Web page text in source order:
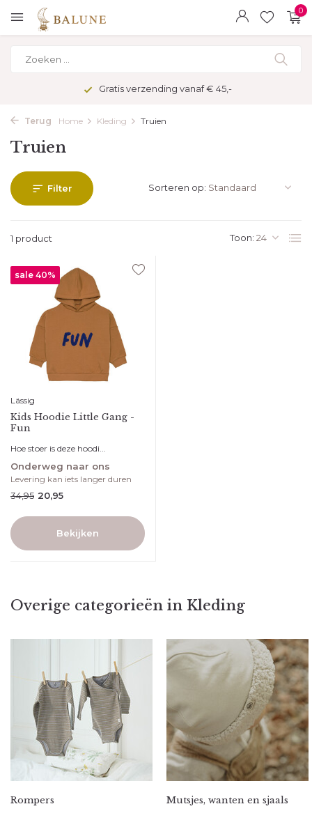
0
Gratis verzending vanaf € 45,-
Terug Home Kleding Truien
Truien
Filter
1 product Toon:
Sorteren op:
sale 40%
Lässig
Kids Hoodie Little Gang -
Fun
Hoe stoer is deze hoodi...
Onderweg naar ons
Levering kan iets langer duren
34,95 20,95
Bekijken
Overige categorieën in Kleding
Rompers Mutsjes, wanten en sjaals